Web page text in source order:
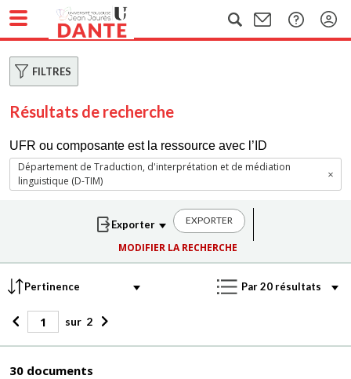
FILTRES
Résultats de recherche
UFR ou composante est la ressource avec l’ID
Département de Traduction, d'interprétation et de médiation
linguistique (D-TIM)
EXPORTER
MODIFIER LA RECHERCHE
sur 2
30 documents